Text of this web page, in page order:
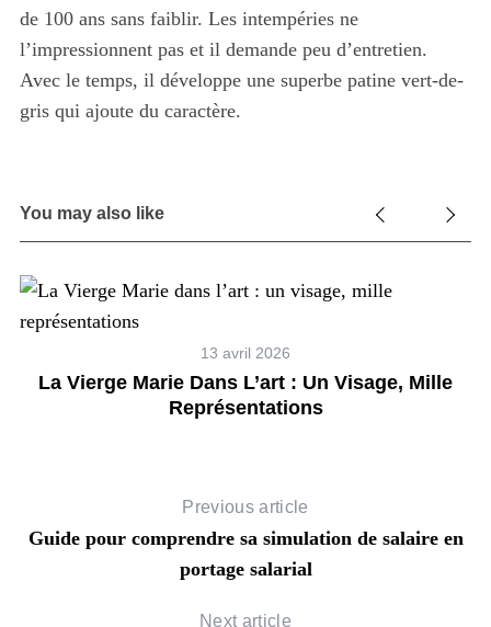
de 100 ans sans faiblir. Les intempéries ne
l’impressionnent pas et il demande peu d’entretien.
Avec le temps, il développe une superbe patine vert-de-
gris qui ajoute du caractère.
You may also like
13 avril 2026
La Vierge Marie Dans L’art : Un Visage, Mille
Représentations
Previous article
Guide pour comprendre sa simulation de salaire en
portage salarial
Next article
S